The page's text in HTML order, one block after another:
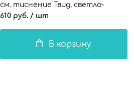
см. тиснение Твид, светло-
голубой
610 руб. / шт
В корзину